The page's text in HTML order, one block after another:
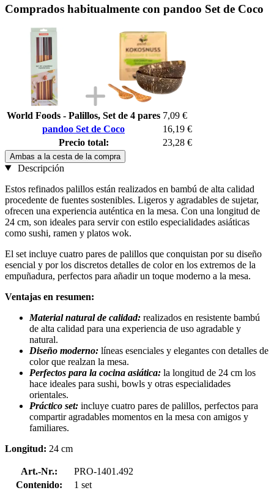
Comprados habitualmente con pandoo Set de Coco
World Foods - Palillos, Set de 4 pares 7,09 €
pandoo Set de Coco
16,19 €
Precio total:
23,28 €
Ambas a la cesta de la compra
Descripción
Estos refinados palillos están realizados en bambú de alta calidad
procedente de fuentes sostenibles. Ligeros y agradables de sujetar,
ofrecen una experiencia auténtica en la mesa. Con una longitud de
24 cm, son ideales para servir con estilo especialidades asiáticas
como sushi, ramen y platos wok.
El set incluye cuatro pares de palillos que conquistan por su diseño
esencial y por los discretos detalles de color en los extremos de la
empuñadura, perfectos para añadir un toque moderno a la mesa.
Ventajas en resumen:
Material natural de calidad: realizados en resistente bambú
de alta calidad para una experiencia de uso agradable y
natural.
Diseño moderno: líneas esenciales y elegantes con detalles de
color que realzan la mesa.
Perfectos para la cocina asiática: la longitud de 24 cm los
hace ideales para sushi, bowls y otras especialidades
orientales.
Práctico set: incluye cuatro pares de palillos, perfectos para
compartir agradables momentos en la mesa con amigos y
familiares.
Longitud: 24 cm
Art.-Nr.:
PRO-1401.492
Contenido:
1 set